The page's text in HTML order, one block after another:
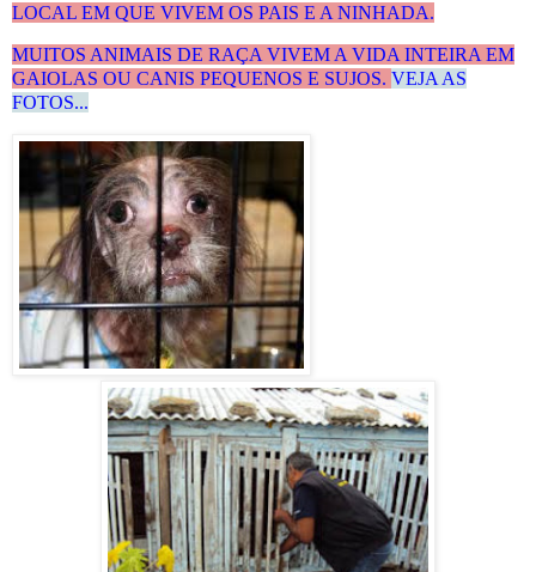
LOCAL EM QUE VIVEM OS PAIS E A NINHADA.
MUITOS ANIMAIS DE RAÇA VIVEM A VIDA INTEIRAEM
GAIOLAS OU CANIS PEQUENOS E SUJOS. VEJA AS
FOTOS...